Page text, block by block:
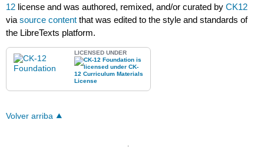
12 license and was authored, remixed, and/or curated byCK12
viasource content that was edited to the style and standards of
the LibreTexts platform.
LICENSED UNDER
Volver arriba